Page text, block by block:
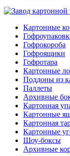
Картонные
Гофрокороба
Гофроящики
Гофротара
Картонные
Поддоны из
Паллеты
Архивные
Картонная
Картонные
Картонная
Картонные
Шоу-боксы
Архивные